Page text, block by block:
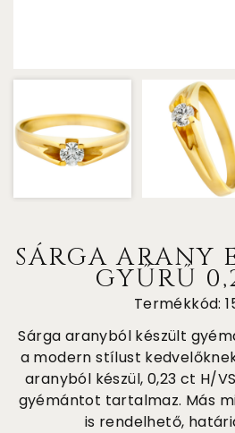
SÁRGA ARANY
GYŰRŰ
Termékkód:
Sárga aranyból készült
a modern stílust
aranyból készül, 0,23 ct H/
gyémántot tartalmaz. Más
is rendelhető,